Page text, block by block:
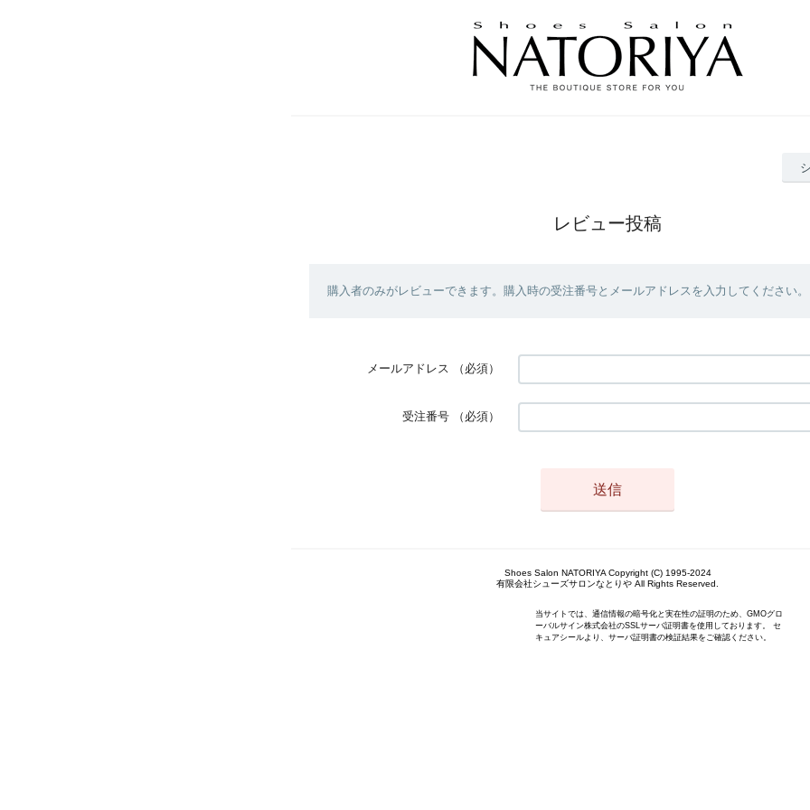
レビュー投稿
購入者のみがレビューできます。購入時の受注番号とメールアドレスを入力してください。
メールアドレス （必須）
受注番号 （必須）
Shoes Salon NATORIYA Copyright (C) 1995-2024
有限会社シューズサロンなとりや All Rights Reserved.
当サイトでは、通信情報の暗号化と実在性の証明のため、GMOグロ
ーバルサイン株式会社のSSLサーバ証明書を使用しております。 セ
キュアシールより、サーバ証明書の検証結果をご確認ください。